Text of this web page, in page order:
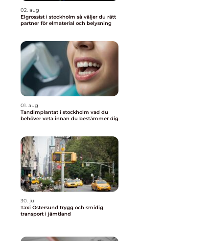
02. aug
Elgrossist i stockholm så väljer du rätt
partner för elmaterial och belysning
01. aug
Tandimplantat i stockholm vad du
behöver veta innan du bestämmer dig
30. jul
Taxi Östersund trygg och smidig
transport i jämtland